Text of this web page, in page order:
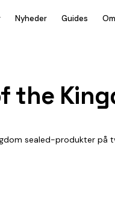
Nyheder Guides
the
sealed-produkter